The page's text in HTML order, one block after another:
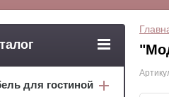
для гостиной